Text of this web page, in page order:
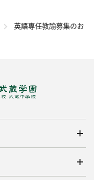
英語専任教諭募集のお